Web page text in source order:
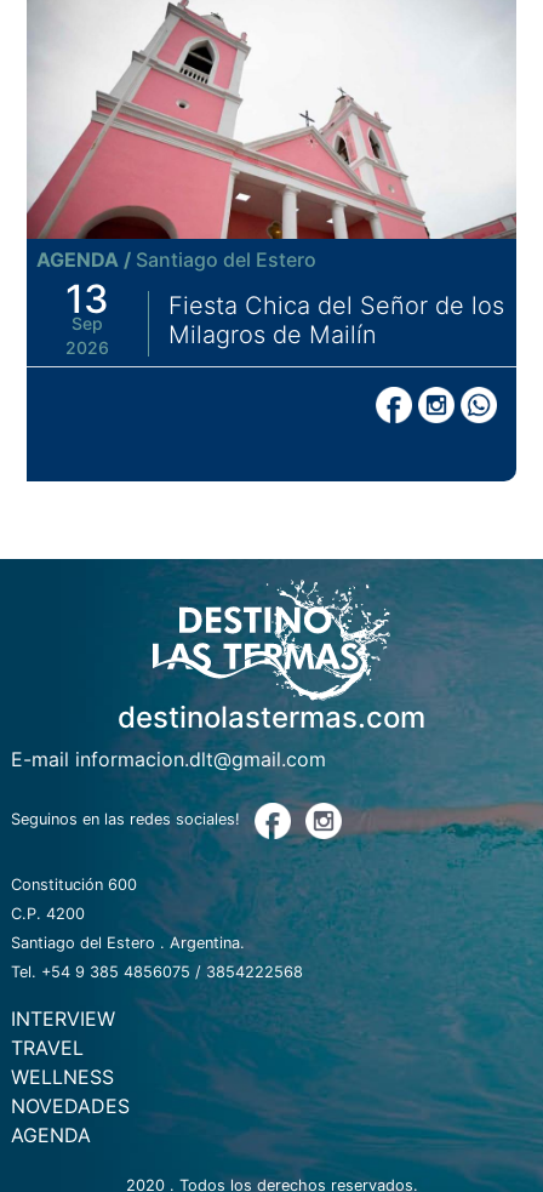
AGENDA / Santiago del Estero
13
Sep
2026
Fiesta Chica del Señor de los
Milagros de Mailín
destinolastermas.com
E-mail informacion.dlt@gmail.com
Seguinos en las redes sociales!
Constitución 600
C.P. 4200
Santiago del Estero . Argentina.
Tel. +54 9 385 4856075 / 3854222568
INTERVIEW
TRAVEL
WELLNESS
NOVEDADES
AGENDA
2020 . Todos los derechos reservados.